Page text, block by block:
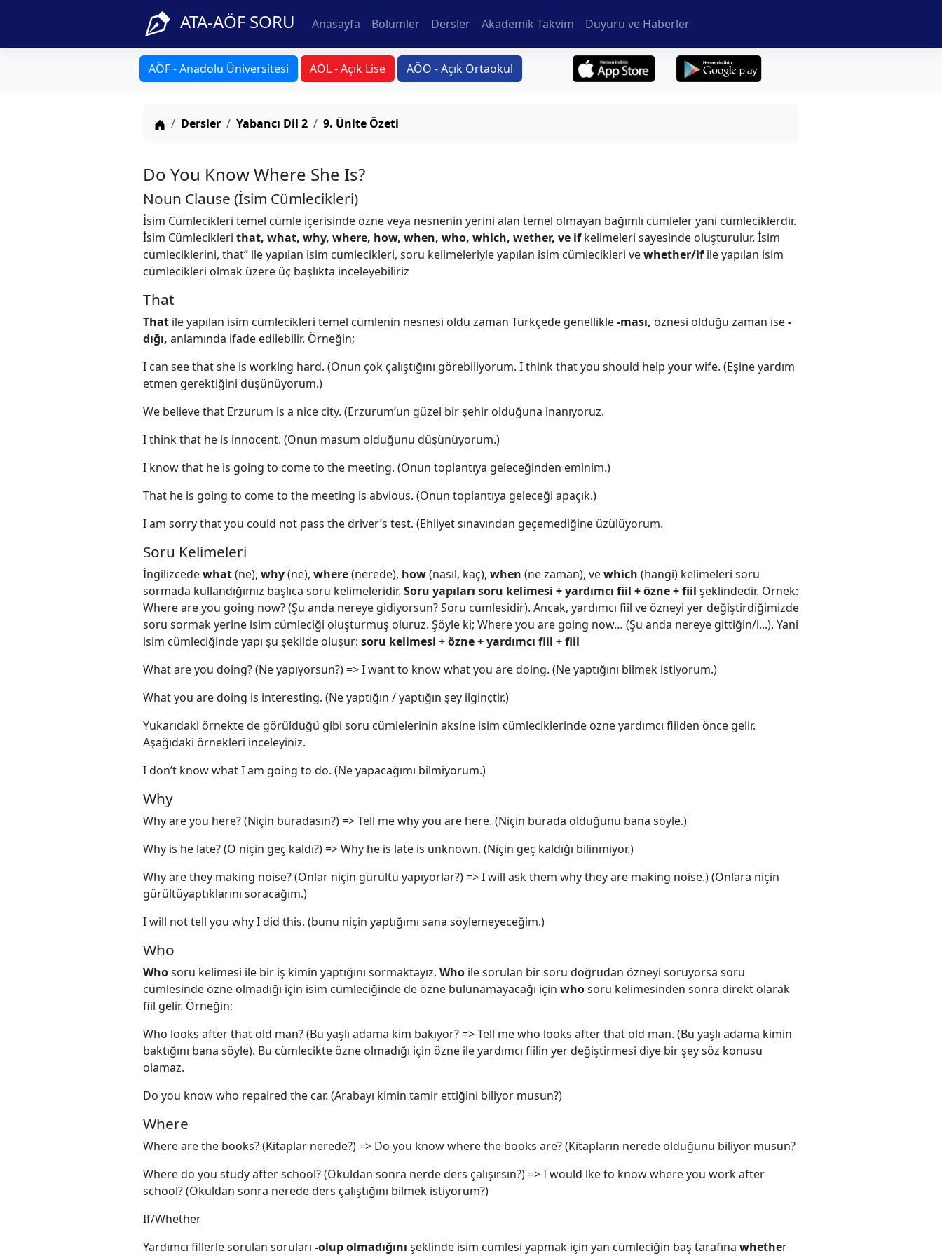
ATA-AÖF SORU Anasayfa Bölümler Dersler Akademik Takvim Duyuru ve Haberler
AÖF - Anadolu Üniversitesi AÖL - Açık Lise AÖO - Açık Ortaokul
Anasayfa
Dersler Yabancı Dil 2 9. Ünite Özeti
Do You Know Where She Is?
Noun Clause (İsim Cümlecikleri)
İsim Cümlecikleri temel cümle içerisinde özne veya nesnenin yerini alan temel olmayan bağımlı cümleler yani cümleciklerdir.
İsim Cümlecikleri that, what, why, where, how, when, who, which, wether, ve ifkelimeleri sayesinde oluşturulur. İsim
cümleciklerini, that” ile yapılan isim cümlecikleri, soru kelimeleriyle yapılan isim cümlecikleri vewhether/ifile yapılan isim
cümlecikleri olmak üzere üç başlıkta inceleyebiliriz
That
That ile yapılan isim cümlecikleri temel cümlenin nesnesi oldu zaman Türkçede genellikle-ması, öznesi olduğu zaman ise-
dığı, anlamında ifade edilebilir. Örneğin;
I can see that she is working hard. (Onun çok çalıştığını görebiliyorum. I think that you should help your wife. (Eşine yardım
etmen gerektiğini düşünüyorum.)
We believe that Erzurum is a nice city. (Erzurum’un güzel bir şehir olduğuna inanıyoruz.
I think that he is innocent. (Onun masum olduğunu düşünüyorum.)
I know that he is going to come to the meeting. (Onun toplantıya geleceğinden eminim.)
That he is going to come to the meeting is abvious. (Onun toplantıya geleceği apaçık.)
I am sorry that you could not pass the driver’s test. (Ehliyet sınavından geçemediğine üzülüyorum.
Soru Kelimeleri
İngilizcedewhat(ne), why(ne), where(nerede), how(nasıl, kaç), when (ne zaman), vewhich (hangi) kelimeleri soru
sormada kullandığımız başlıca soru kelimeleridir. Soru yapıları soru kelimesi + yardımcı fiil + özne + fiil şeklindedir. Örnek:
Where are you going now? (Şu anda nereye gidiyorsun? Soru cümlesidir). Ancak, yardımcı fiil ve özneyi yer değiştirdiğimizde
soru sormak yerine isim cümleciği oluşturmuş oluruz. Şöyle ki; Where you are going now… (Şu anda nereye gittiğin/i...). Yani
isim cümleciğinde yapı şu şekilde oluşur: soru kelimesi + özne + yardımcı fiil + fiil
What are you doing? (Ne yapıyorsun?) => I want to know what you are doing. (Ne yaptığını bilmek istiyorum.)
What you are doing is interesting. (Ne yaptığın / yaptığın şey ilginçtir.)
Yukarıdaki örnekte de görüldüğü gibi soru cümlelerinin aksine isim cümleciklerinde özne yardımcı fiilden önce gelir.
Aşağıdaki örnekleri inceleyiniz.
I don’t know what I am going to do. (Ne yapacağımı bilmiyorum.)
Why
Why are you here? (Niçin buradasın?) => Tell me why you are here. (Niçin burada olduğunu bana söyle.)
Why is he late? (O niçin geç kaldı?) => Why he is late is unknown. (Niçin geç kaldığı bilinmiyor.)
Why are they making noise? (Onlar niçin gürültü yapıyorlar?) => I will ask them why they are making noise.) (Onlara niçin
gürültüyaptıklarını soracağım.)
I will not tell you why I did this. (bunu niçin yaptığımı sana söylemeyeceğim.)
Who
Whosoru kelimesi ile bir iş kimin yaptığını sormaktayız. Who ile sorulan bir soru doğrudan özneyi soruyorsa soru
cümlesinde özne olmadığı için isim cümleciğinde de özne bulunamayacağı için whosoru kelimesinden sonra direkt olarak
fiil gelir. Örneğin;
Who looks after that old man? (Bu yaşlı adama kim bakıyor? => Tell me who looks after that old man. (Bu yaşlı adama kimin
baktığını bana söyle). Bu cümlecikte özne olmadığı için özne ile yardımcı fiilin yer değiştirmesi diye bir şey söz konusu
olamaz.
Do you know who repaired the car. (Arabayı kimin tamir ettiğini biliyor musun?)
Where
Where are the books? (Kitaplar nerede?) => Do you know where the books are? (Kitapların nerede olduğunu biliyor musun?
Where do you study after school? (Okuldan sonra nerde ders çalışırsın?) => I would lke to know where you work after
school? (Okuldan sonra nerede ders çalıştığını bilmek istiyorum?)
If/Whether
Yardımcı fillerle sorulan soruları -olup olmadığını şeklinde isim cümlesi yapmak için yan cümleciğin baş tarafına whether